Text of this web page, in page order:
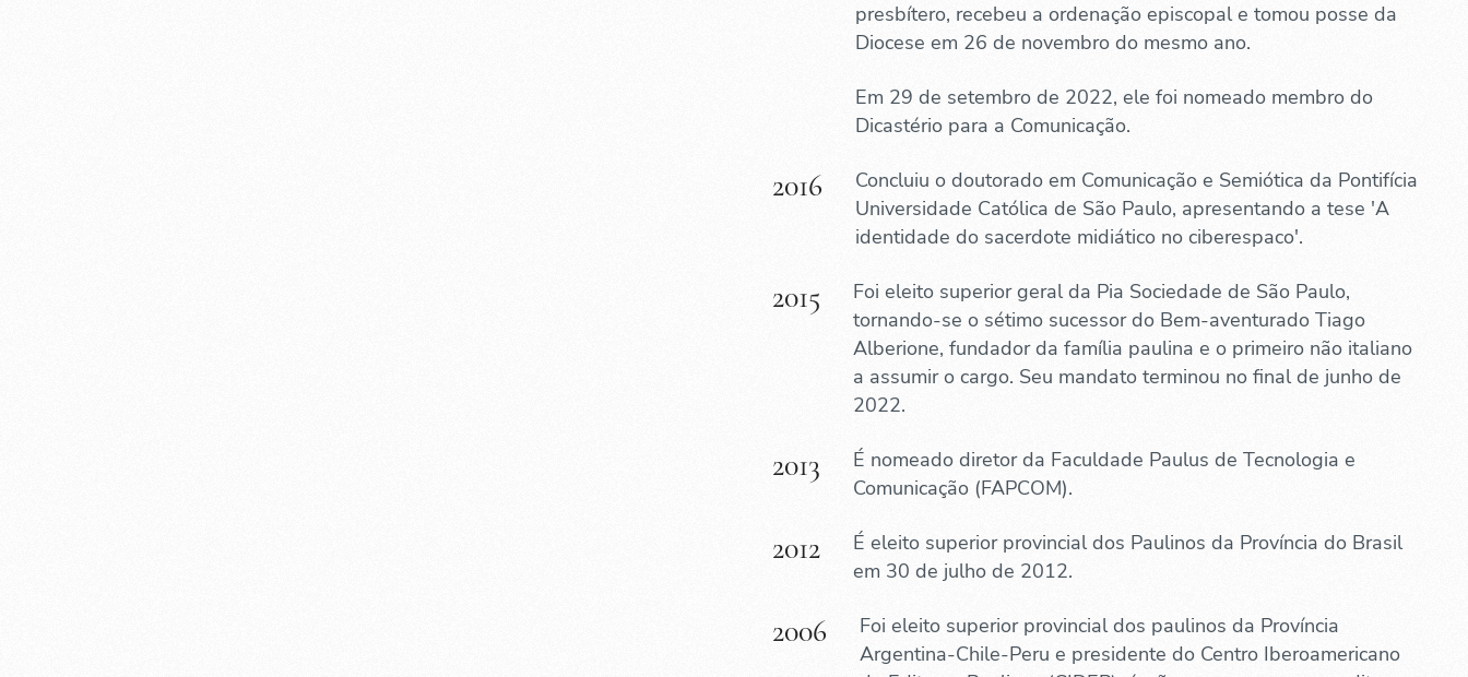
presbítero, recebeu a ordenação episcopal e tomou posse da
Diocese em 26 de novembro do mesmo ano.
Em 29 de setembro de 2022, ele foi nomeado membro do
Dicastério para a Comunicação.
2016
Concluiu o doutorado em Comunicação e Semiótica da Pontifícia
Universidade Católica de São Paulo, apresentando a tese 'A
identidade do sacerdote midiático no ciberespaco'.
2015
Foi eleito superior geral da Pia Sociedade de São Paulo,
tornando-se o sétimo sucessor do Bem-aventurado Tiago
Alberione, fundador da família paulina e o primeiro não italiano
a assumir o cargo. Seu mandato terminou no final de junho de
2022.
2013
É nomeado diretor da Faculdade Paulus de Tecnologia e
Comunicação (FAPCOM).
2012
É eleito superior provincial dos Paulinos da Província do Brasil
em 30 de julho de 2012.
2006
Foi eleito superior provincial dos paulinos da Província
Argentina-Chile-Peru e presidente do Centro Iberoamericano